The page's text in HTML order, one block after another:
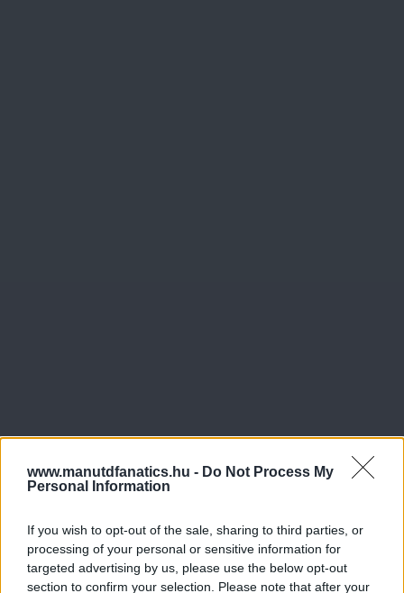
www.manutdfanatics.hu - Do Not Process My
Personal Information
If you wish to opt-out of the sale, sharing to third parties, or
processing of your personal or sensitive information for
targeted advertising by us, please use the below opt-out
section to confirm your selection. Please note that after your